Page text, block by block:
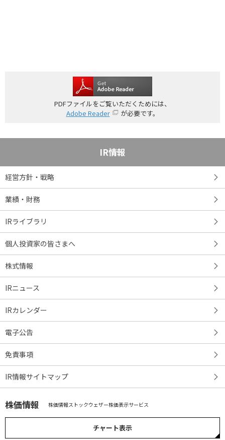
PDFファイルをご覧いただくためには、
Adobe Reader
が必要です。
IR情報
経営方針・戦略
業績・財務
IRライブラリ
個人投資家の皆さまへ
株式情報
IRニュース
IRカレンダー
電子公告
免責事項
IR情報サイトマップ
株価情報 株価情報ストックウェザー株価表示サービス
チャート表示